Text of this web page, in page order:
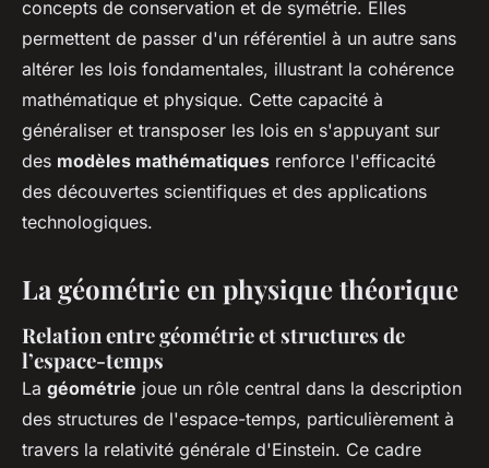
concepts de conservation et de symétrie. Elles
permettent de passer d'un référentiel à un autre sans
altérer les lois fondamentales, illustrant la cohérence
mathématique et physique. Cette capacité à
généraliser et transposer les lois en s'appuyant sur
des modèles mathématiques renforce l'efficacité
des découvertes scientifiques et des applications
technologiques.
La géométrie en physique théorique
Relation entre géométrie et structures de
l’espace-temps
La géométrie joue un rôle central dans la description
des structures de l'espace-temps, particulièrement à
travers la relativité générale d'Einstein. Ce cadre